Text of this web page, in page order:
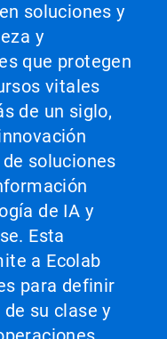
soluciones y
y
que protegen
vitales
de un siglo,
soluciones
de IA y
Esta
a Ecolab
para definir
su clase y